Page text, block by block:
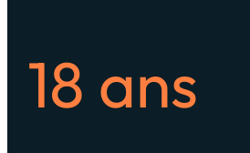
18 ans